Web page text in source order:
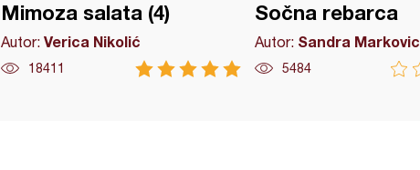
Mimoza salata (4)
Autor: Verica Nikolić
18411
Sočna rebarca
Autor: Sandra Markovic
5484